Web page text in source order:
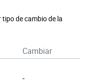
de cambio de la
Cambiar
-